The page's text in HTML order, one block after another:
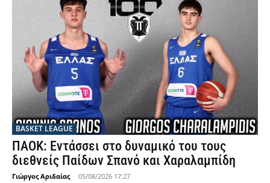
BASKET LEAGUE
ΠΑΟΚ: Εντάσσει στο δυναμικό του τους
διεθνείς Παίδων Σπανό και Χαραλαμπίδη
Γιώργος Αριδαίας - 05/08/2026 17:27